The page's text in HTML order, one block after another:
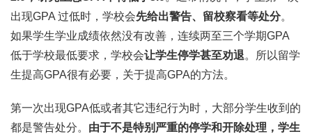
出现GPA 过低时，学校会先给出警告、留校察看等处分。
如果学生学业成绩依然没有改善，连续两至三个学期GPA
低于学校最低要求，学校会让学生停学甚至劝退。所以留学
生提高GPA很有必要，关于提高GPA的方法。
第一次出现GPA低或者其它违纪行为时，大部分学生收到的
都是警告处分。 由于不是特别严重的停学和开除处理，学生